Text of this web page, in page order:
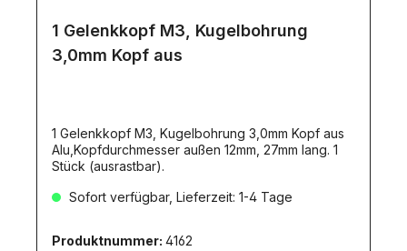
1 Gelenkkopf M3, Kugelbohrung
3,0mm Kopf aus
1 Gelenkkopf M3, Kugelbohrung 3,0mm Kopf aus
Alu,Kopfdurchmesser außen 12mm, 27mm lang. 1
Stück (ausrastbar).
Sofort verfügbar, Lieferzeit: 1-4 Tage
Produktnummer: 4162